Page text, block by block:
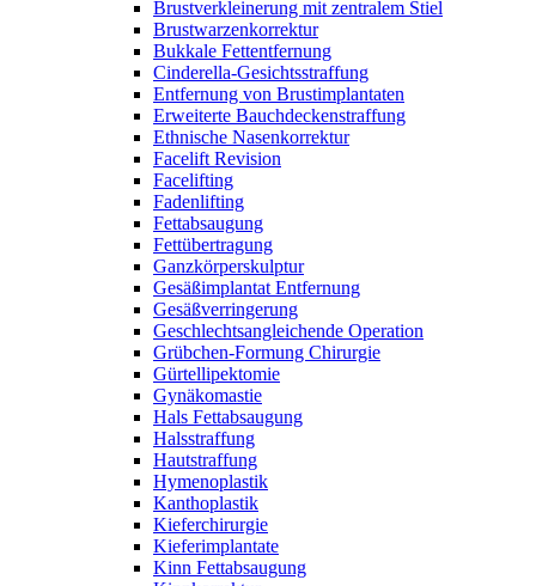
Brustverkleinerung mit zentralem Stiel
Brustwarzenkorrektur
Bukkale Fettentfernung
Cinderella-Gesichtsstraffung
Entfernung von Brustimplantaten
Erweiterte Bauchdeckenstraffung
Ethnische Nasenkorrektur
Facelift Revision
Facelifting
Fadenlifting
Fettabsaugung
Fettübertragung
Ganzkörperskulptur
Gesäßimplantat Entfernung
Gesäßverringerung
Geschlechtsangleichende Operation
Grübchen-Formung Chirurgie
Gürtellipektomie
Gynäkomastie
Hals Fettabsaugung
Halsstraffung
Hautstraffung
Hymenoplastik
Kanthoplastik
Kieferchirurgie
Kieferimplantate
Kinn Fettabsaugung